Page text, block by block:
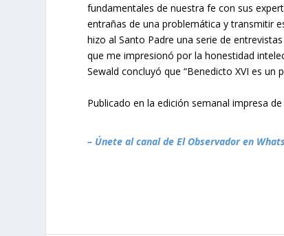
fundamentales de nuestra fe con sus
entrañas de una problemática y transmitir
hizo al Santo Padre una serie de
que me impresionó por la honestidad
Sewald concluyó que “Benedicto XVI es un
Publicado en la edición semanal impresa
– Únete al canal de El Observador en